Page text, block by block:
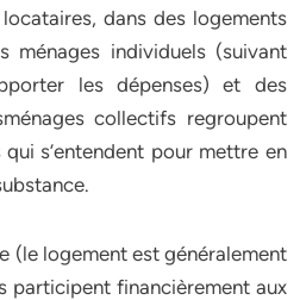
dans des logements
ménages individuels (suivant
les dépenses) et des
collectifs regroupent
s’entendent pour mettre en
(le logement est généralement
participent financièrement aux